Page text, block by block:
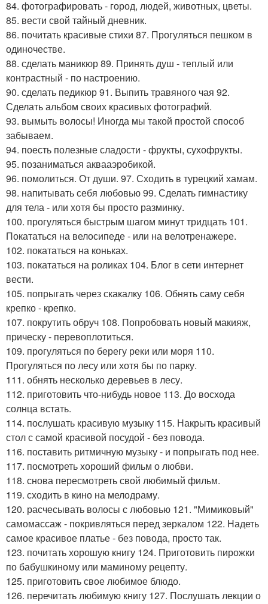
84. фотографировать - город, людей, животных, цветы.
85. вести свой тайный дневник.
86. почитать красивые стихи 87. Прогуляться пешком в
одиночестве.
88. сделать маникюр 89. Принять душ - теплый или
контрастный - по настроению.
90. сделать педикюр 91. Выпить травяного чая 92.
Сделать альбом своих красивых фотографий.
93. вымыть волосы! Иногда мы такой простой способ
забываем.
94. поесть полезные сладости - фрукты, сухофрукты.
95. позаниматься аквааэробикой.
96. помолиться. От души. 97. Сходить в турецкий хамам.
98. напитывать себя любовью 99. Сделать гимнастику
для тела - или хотя бы просто разминку.
100. прогуляться быстрым шагом минут тридцать 101.
Покататься на велосипеде - или на велотренажере.
102. покататься на коньках.
103. покататься на роликах 104. Блог в сети интернет
вести.
105. попрыгать через скакалку 106. Обнять саму себя
крепко - крепко.
107. покрутить обруч 108. Попробовать новый макияж,
прическу - перевоплотиться.
109. прогуляться по берегу реки или моря 110.
Прогуляться по лесу или хотя бы по парку.
111. обнять несколько деревьев в лесу.
112. приготовить что-нибудь новое 113. До восхода
солнца встать.
114. послушать красивую музыку 115. Накрыть красивый
стол с самой красивой посудой - без повода.
116. поставить ритмичную музыку - и попрыгать под нее.
117. посмотреть хороший фильм о любви.
118. снова пересмотреть свой любимый фильм.
119. сходить в кино на мелодраму.
120. расчесывать волосы с любовью 121. "Мимиковый"
самомассаж - покривляться перед зеркалом 122. Надеть
самое красивое платье - без повода, просто так.
123. почитать хорошую книгу 124. Приготовить пирожки
по бабушкиному или маминому рецепту.
125. приготовить свое любимое блюдо.
126. перечитать любимую книгу 127. Послушать лекции о